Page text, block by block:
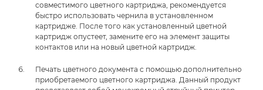
совместимого цветного картриджа, рекомендуется
быстро использовать чернила в установленном
картридже. После того как установленный цветной
картридж опустеет, замените его на элемент защиты
контактов или на новый цветной картридж.
Печать цветного документа с помощью дополнительно
приобретаемого цветного картриджа. Данный продукт